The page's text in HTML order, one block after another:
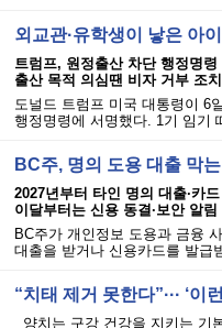
외교관·유학생이 낳은 아
트럼프, 원정출산 차단 행정명령
출산 목적 의심땐 비자 거부 조치
도널드 트럼프 미국 대통령이 6
행정명령에 서명했다. 1기 임기
BC주, 명의 도용 대출 막
2027년부터 타인 명의 대출·카
이달부터는 신용 동결·보안 알
BC주가 개인정보 도용과 금융
대출을 받거나 신용카드를 발급
“치태 제거 못한다”··· ‘
양치는 구강 건강을 지키는 기